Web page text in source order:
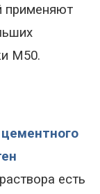
применяют
М50.
есть